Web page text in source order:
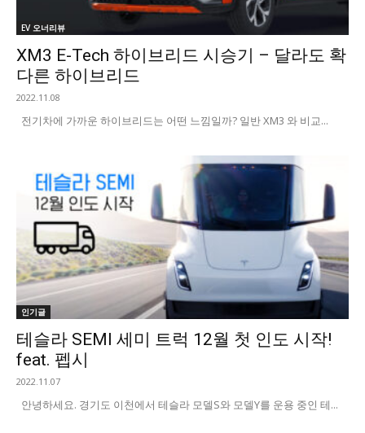
EV 오너리뷰
XM3 E-Tech 하이브리드 시승기 – 달라도 확
다른 하이브리드
2022.11.08
전기차에 가까운 하이브리드는 어떤 느낌일까? 일반 XM3 와 비교...
인기글
테슬라 SEMI 세미 트럭 12월 첫 인도 시작!
feat. 펩시
2022.11.07
안녕하세요. 경기도 이천에서 테슬라 모델S와 모델Y를 운용 중인 테...